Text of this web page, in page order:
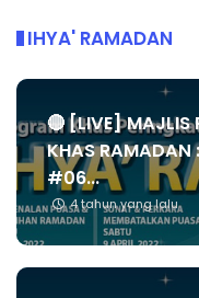
IHYA' RAMADAN
🔴 [LIVE] MAJLIS
KHAS RAMADAN
#06...
4 tahun yang lalu